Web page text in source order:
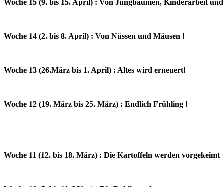
Woche 14 (2. bis 8. April) : Von Nüssen und Mäusen !
Woche 13 (26.März bis 1. April) : Altes wird erneuert!
Woche 12 (19. März bis 25. März) : Endlich Frühling !
Woche 11 (12. bis 18. März) : Die Kartoffeln werden vorgekeimt